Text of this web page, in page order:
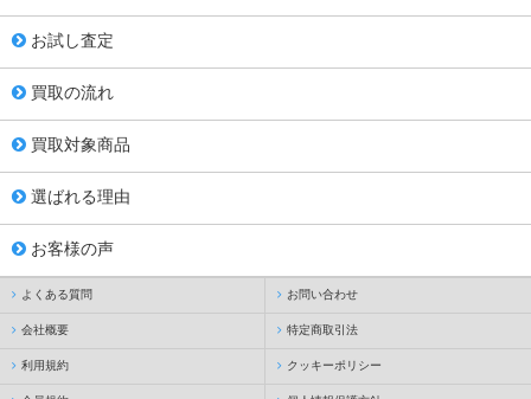
お試し査定
買取の流れ
買取対象商品
選ばれる理由
お客様の声
よくある質問 お問い合わせ
会社概要 特定商取引法
利用規約 クッキーポリシー